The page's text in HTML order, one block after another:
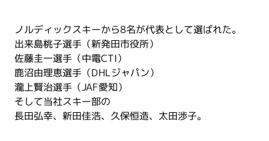
ノルディックスキーから8名が代表として選ばれた。
出来島桃子選手（新発田市役所）
佐藤圭一選手（中電CTI）
鹿沼由理恵選手（DHLジャパン）
瀧上賢治選手（JAF愛知）
そして当社スキー部の
長田弘幸、新田佳浩、久保恒造、太田渉子。